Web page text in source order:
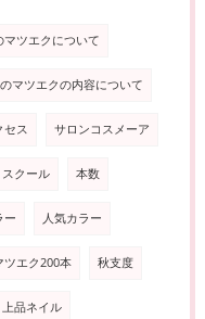
マツエクについて
マツエクの内容について
セス サロンコスメーア
スクール 本数
ー 人気カラー
ツエク200本 秋支度
上品ネイル